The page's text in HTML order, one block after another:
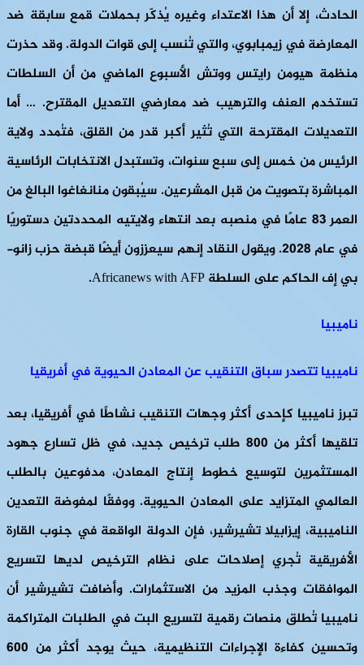
الحادث، إلا أن هذا الاعتداء وغيره يُذكّر بحملات قمع سابقة ضد
المعارضة في زيمبابوي، والتي تُنسب إلى قوات الدولة. وقد حذرت
منظمة هيومن رايتس ووتش الأسبوع الماضي من أن السلطات
تستخدم العنف والترهيب ضد معارضي التعديل المقترح. … أما
التعديلات المقترحة التي تُثير أكبر قدر من القلق، فتُمدد ولاية
الرئيس من خمس إلى سبع سنوات، وتستبدل الانتخابات الرئاسية
المباشرة بتصويت من قبل المشرعين. سيُبقون منانغاغوا البالغ من
العمر 83 عامًا في منصبه بعد انتهاء ولايتيه المحددتين دستوريًا
في عام 2028. ويقول النقاد إنهم سيعززون أيضًا قبضة حزب زانو-
بي إف الحاكم على السلطة Africanews with AFP.
ناميبيا
ناميبيا تتصدر سباق التنقيب عن المعادن الحيوية في أفريقيا
تبرز ناميبيا كإحدى أكثر وجهات التنقيب نشاطًا في أفريقيا، بعد
تلقيها أكثر من 800 طلب ترخيص جديد، في ظل تسارع جهود
المستثمرين لتوسيع خطوط إنتاج المعادن، مدفوعين بالطلب
العالمي المتزايد على المعادن الحيوية. ووفقًا لمفوضة التعدين
الناميبية، إيزابيلا تشيرشير، فإن الدولة الواقعة في جنوب القارة
الأفريقية تُجري إصلاحات على نظام الترخيص لديها لتسريع
الموافقات وجذب المزيد من الاستثمارات. وأضافت تشيرشير أن
ناميبيا تُطلق منصات رقمية لتسريع البت في الطلبات المتراكمة
وتحسين كفاءة الإجراءات التنظيمية، حيث يوجد أكثر من 600